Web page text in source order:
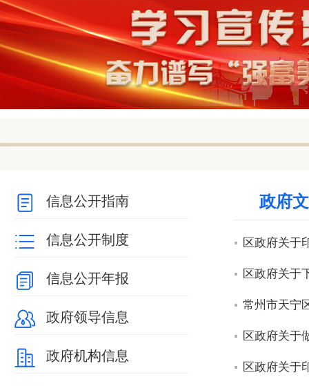
null
null
null
null
null
null
信息公开指南
信息公开制度
信息公开年报
政府领导信息
政府机构信息
政府
区政府关于
区政府关于
常州市天宁
区政府关于
区政府关于